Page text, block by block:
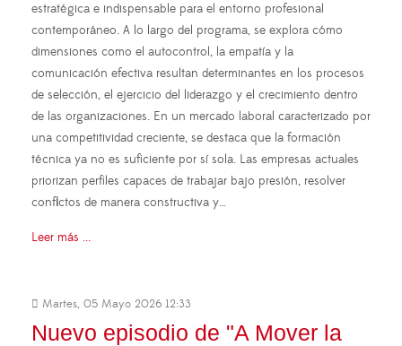
estratégica e indispensable para el entorno profesional
contemporáneo. A lo largo del programa, se explora cómo
dimensiones como el autocontrol, la empatía y la
comunicación efectiva resultan determinantes en los procesos
de selección, el ejercicio del liderazgo y el crecimiento dentro
de las organizaciones. En un mercado laboral caracterizado por
una competitividad creciente, se destaca que la formación
técnica ya no es suficiente por sí sola. Las empresas actuales
priorizan perfiles capaces de trabajar bajo presión, resolver
conflictos de manera constructiva y…
Leer más ...
Martes, 05 Mayo 2026 12:33
Nuevo episodio de "A Mover la